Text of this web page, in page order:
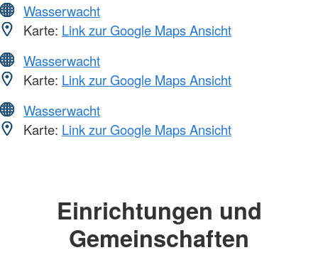
Wasserwacht
Karte: Link zur Google Maps Ansicht
Wasserwacht
Karte: Link zur Google Maps Ansicht
Wasserwacht
Karte: Link zur Google Maps Ansicht
Einrichtungen und
Gemeinschaften